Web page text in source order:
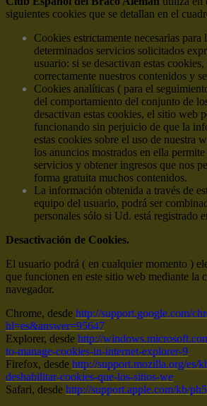
siguientes cookies que se detallan en el
Cookies estrictamente necesarias para
determinados servicios solicitados
usuario: si se desactivan estas
correctamente nuestros contenidos y
Cookies analíticas ( para el
del comportamiento del conjunto de
desactivan estas cookies, el sitio web
funcionando sin perjuicio de que la
estas cookies sobre el uso de nuestra
los anuncios mostrados en ella
servicios y obtener ingresos que nos
forma gratuita muchos contenidos.
La información obtenida a través de
equipo del usuario, podrá ser
personales sólo si Ud. está registrado
Desactivación de Cookies.
El usuario podrá ( en cualquier momento )
que funcionen en este sitio web mediante la
navegador.
Chrome, desde http://support.google.com/
hl=es&answer=95647
Explorer, desde http://
to-manage-cookies-in-internet-explorer-9
Firefox, desde http://support.mozilla.org/es/
deshabilitar-cookies-que-los-sitios-we
Safari, desde http://support.apple.com/kb/